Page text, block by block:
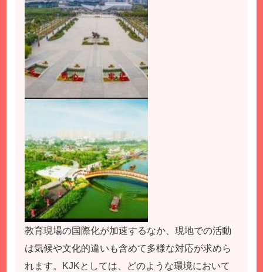
教育現場の国際化が加速するなか、現地での活動
は気候や文化的違いも含めて多様な対応が求めら
れます。KJKとしては、どのような環境において